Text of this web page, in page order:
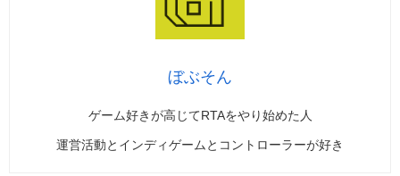
ぼぶそん
ゲーム好きが高じてRTAをやり始めた人
運営活動とインディゲームとコントローラーが好き